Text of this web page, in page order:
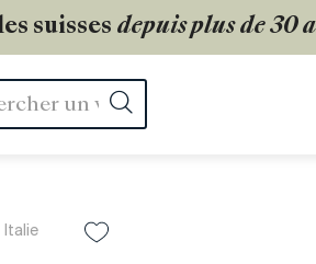
suisses depuis plus de 30
Italie